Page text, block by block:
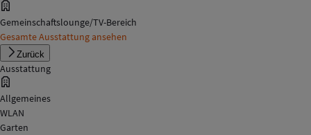
Gemeinschaftslounge/TV-Bereich
Gesamte Ausstattung ansehen
Zurück
Ausstattung
Allgemeines
WLAN
Garten